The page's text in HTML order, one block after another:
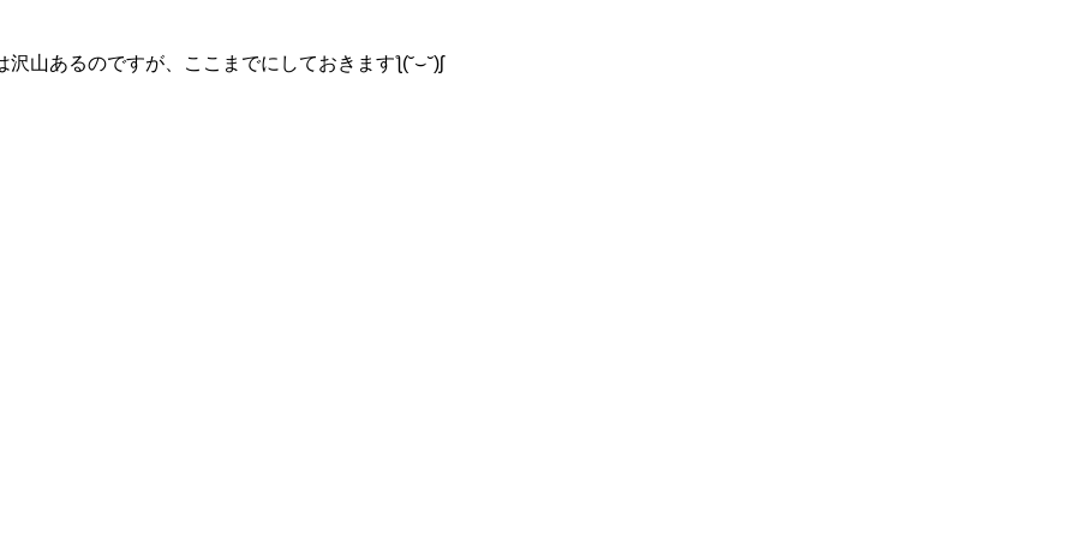
沢山あるのですが、ここまでにしておきますƪ(˘⌣˘)ʃ